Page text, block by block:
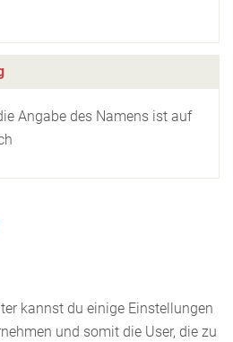
Angabe des Namens ist auf
kannst du einige Einstellungen
und somit die User, die zu